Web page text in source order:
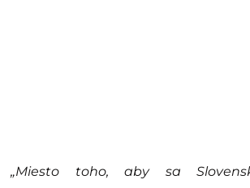
„Miesto toho, aby sa